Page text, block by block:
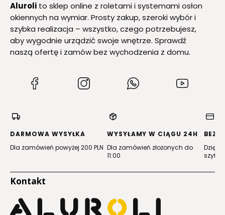
Aluroli to sklep online z roletami i systemami osłon
okiennych na wymiar. Prosty zakup, szeroki wybór i
szybka realizacja – wszystko, czego potrzebujesz,
aby wygodnie urządzić swoje wnętrze. Sprawdź
naszą ofertę i zamów bez wychodzenia z domu.
(Otwiera
nowej
(Otwiera
(Otwiera
nowej
DARMOWA WYSYŁKA
Dla zamówień powyżej 200 PLN
WYSYŁAMY W CIĄGU 24H
Dla zamówień złożonych do
11:00
Dzięki
Kontakt